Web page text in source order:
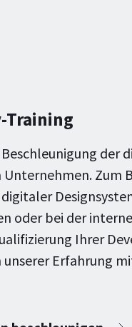
Training
der
Zum
oder bei der
Ihrer
Erfahrung